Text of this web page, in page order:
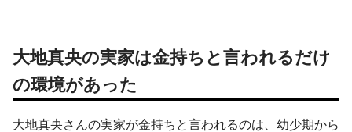
大地真央の実家は金持ちと言われるだけ
の環境があった
大地真央さんの実家が金持ちと言われるのは、幼少期から